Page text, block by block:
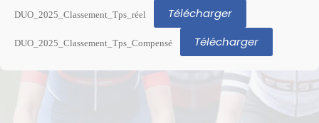
DUO_2025_Classement_Tps_réel Télécharger
DUO_2025_Classement_Tps_Compensé Télécharger